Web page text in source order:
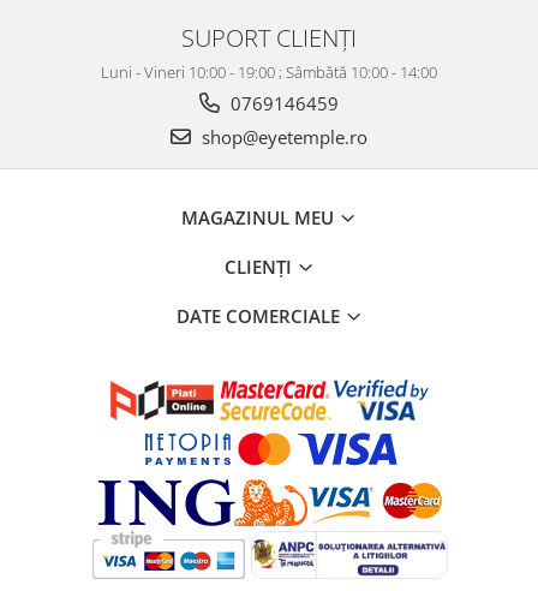
SUPORT CLIENȚI
Luni - Vineri 10:00 - 19:00 ; Sâmbătă 10:00 - 14:00
0769146459
shop@eyetemple.ro
MAGAZINUL MEU
CLIENȚI
DATE COMERCIALE